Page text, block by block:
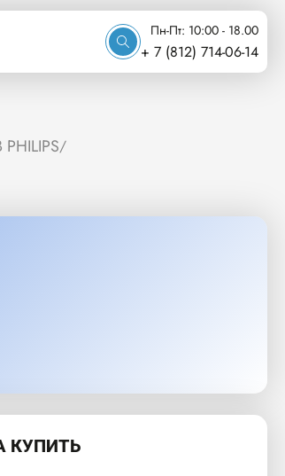
Пн-Пт: 10:00 - 18.00
+ 7 (812) 714-06-14
/
КУПИТЬ